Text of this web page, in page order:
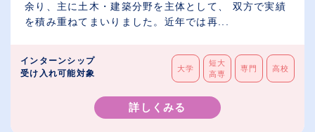
余り、主に土木・建築分野を主体として、 双方で実績
を積み重ねてまいりました。近年では再...
インターンシップ
受け入れ可能対象
大学
短大
高専
専門 高校
詳しくみる